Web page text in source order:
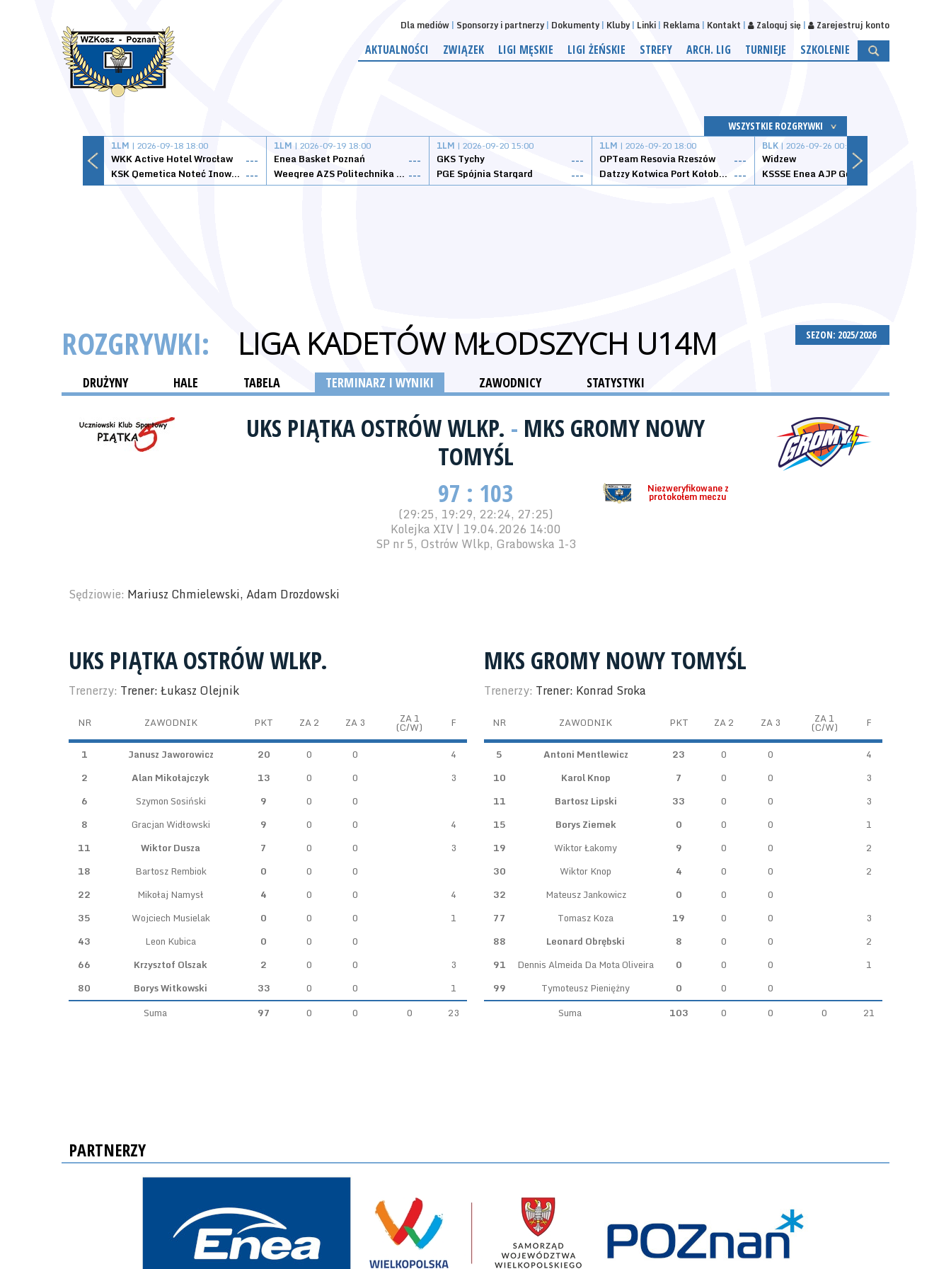
Dla mediów Sponsorzy i partnerzy Dokumenty Kluby Linki Reklama Kontakt Zaloguj się Zarejestruj konto
AKTUALNOŚCI ZWIĄZEK LIGI MĘSKIE LIGI ŻEŃSKIE STREFY ARCH. LIG TURNIEJE SZKOLENIE
WSZYSTKIE ROZGRYWKI
1LM | 2026-09-18 18:00
WKK Active Hotel Wrocław
---
KSK Qemetica Noteć Inowrocław ---
1LM | 2026-09-19 18:00
Enea Basket Poznań
---
Weegree AZS Politechnika Opolska ---
1LM | 2026-09-20 15:00
GKS Tychy
---
PGE Spójnia Stargard
---
1LM | 2026-09-20 18:00
OPTeam Resovia Rzeszów
---
Datzzy Kotwica Port Kołobrzeg ---
BLK | 2026-09-26 00:00
Widzew
SEZON: 2025/2026
ROZGRYWKI: LIGA KADETÓW MŁODSZYCH U14M
DRUŻYNY HALE TABELA TERMINARZ I WYNIKI ZAWODNICY STATYSTYKI
UKS PIĄTKA OSTRÓW WLKP. - MKS GROMY NOWY
TOMYŚL
Niezweryfikowane z
protokołem meczu
97 : 103
(29:25, 19:29, 22:24, 27:25)
Kolejka XIV | 19.04.2026 14:00
SP nr 5, Ostrów Wlkp, Grabowska 1-3
Sędziowie: Mariusz Chmielewski, Adam Drozdowski
UKS PIĄTKA OSTRÓW WLKP.
Trenerzy: Trener: Łukasz Olejnik
NR ZAWODNIK PKT ZA 2 ZA 3 ZA 1
(C/W) F
1 Janusz Jaworowicz 20 0 0
4
2
Alan Mikołajczyk 13 0 0
3
6
Szymon Sosiński 9 0
0
8
Gracjan Widłowski 9 0 0
4
11
Wiktor Dusza 7 0 0
3
18
Bartosz Rembiok 0 0
0
22
Mikołaj Namysł 4 0 0
4
35
Wojciech Musielak 0 0 0
1
43
Leon Kubica 0 0
0
66
Krzysztof Olszak 2 0 0
3
80
Borys Witkowski 33 0 0
1
Suma
97 0 0 0 23
MKS GROMY NOWY TOMYŚL
Trenerzy: Trener: Konrad Sroka
NR ZAWODNIK PKT ZA 2 ZA 3 ZA 1
(C/W) F
5 Antoni Mentlewicz 23 0 0
4
10
Karol Knop 7 0 0
3
11
Bartosz Lipski 33 0 0
3
15
Borys Ziemek 0 0 0
1
19
Wiktor Łakomy 9 0 0
2
30
Wiktor Knop 4 0 0
2
32
Mateusz Jankowicz 0 0
0
77
Tomasz Koza 19 0 0
3
88
Leonard Obrębski 8 0 0
2
91
Dennis Almeida Da Mota Oliveira 0 0 0
1
99
Tymoteusz Pieniężny 0 0
0
Suma
103 0 0 0 21
PARTNERZY